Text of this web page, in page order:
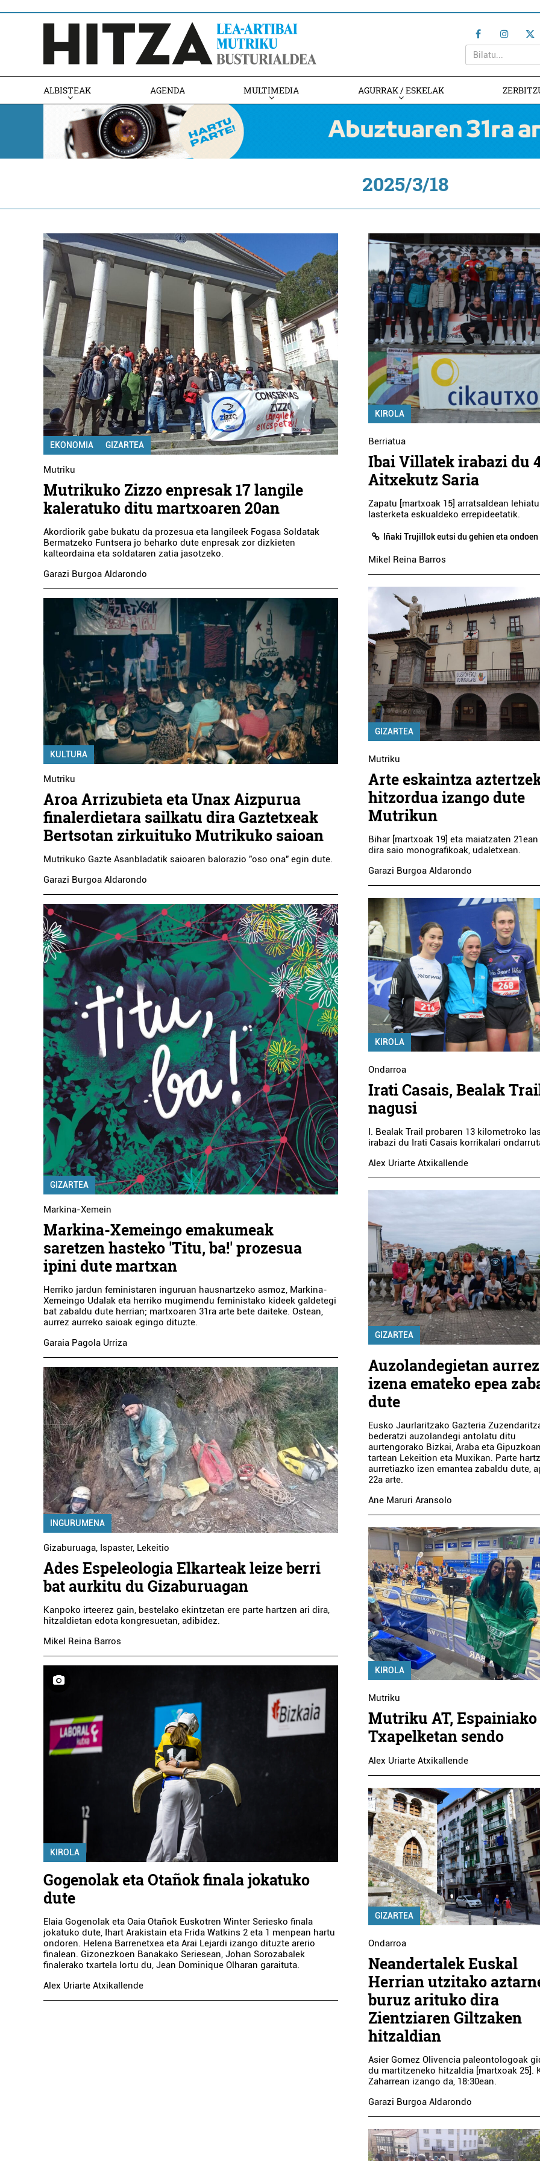
ALBISTEAK AGENDA MULTIMEDIA AGURRAK / ESKELAK
2025/3/18
EKONOMIA GIZARTEA
Mutriku
Mutrikuko Zizzo enpresak 17 langile
kaleratuko ditu martxoaren 20an
Akordiorik gabe bukatu da prozesua eta langileek Fogasa Soldatak
Bermatzeko Funtsera jo beharko dute enpresak zor dizkieten
kalteordaina eta soldataren zatia jasotzeko.
Garazi Burgoa Aldarondo
KULTURA
Mutriku
Aroa Arrizubieta eta Unax Aizpurua
finalerdietara sailkatu dira Gaztetxeak
Bertsotan zirkuituko Mutrikuko saioan
Mutrikuko Gazte Asanbladatik saioaren balorazio "oso ona" egin dute.
Garazi Burgoa Aldarondo
GIZARTEA
Markina-Xemein
Markina-Xemeingo emakumeak
saretzen hasteko 'Titu, ba!' prozesua
ipini dute martxan
Herriko jardun feministaren inguruan hausnartzeko asmoz, Markina-
Xemeingo Udalak eta herriko mugimendu feministako kideek galdetegi
bat zabaldu dute herrian; martxoaren 31ra arte bete daiteke. Ostean,
aurrez aurreko saioak egingo dituzte.
Garaia Pagola Urriza
INGURUMENA
Gizaburuaga, Ispaster, Lekeitio
Ades Espeleologia Elkarteak leize berri
bat aurkitu du Gizaburuagan
Kanpoko irteerez gain, bestelako ekintzetan ere parte hartzen ari dira,
hitzaldietan edota kongresuetan, adibidez.
Mikel Reina Barros
KIROLA
Gogenolak eta Otañok finala jokatuko
dute
Elaia Gogenolak eta Oaia Otañok Euskotren Winter Seriesko finala
jokatuko dute, Ihart Arakistain eta Frida Watkins 2 eta 1 menpean hartu
ondoren. Helena Barrenetxea eta Arai Lejardi izango dituzte arerio
finalean. Gizonezkoen Banakako Seriesean, Johan Sorozabalek
finalerako txartela lortu du, Jean Dominique Olharan garaituta.
Alex Uriarte Atxikallende
KIROLA
Berriatua
Ibai Villatek irabazi du
Aitxekutz Saria
Zapatu [martxoak 15] arratsaldean
lasterketa eskualdeko errepideetatik.
Iñaki Trujillok eutsi du gehien eta ondoen
Mikel Reina Barros
GIZARTEA
Mutriku
Arte eskaintza
hitzordua izango dute
Mutrikun
Bihar [martxoak 19] eta maiatzaten
dira saio monografikoak, udaletxean.
Garazi Burgoa Aldarondo
KIROLA
Ondarroa
Irati Casais, Bealak
nagusi
I. Bealak Trail probaren 13 kilometroko
irabazi du Irati Casais korrikalari
Alex Uriarte Atxikallende
GIZARTEA
Auzolandegietan aurrez
izena emateko epea
dute
Eusko Jaurlaritzako Gazteria
bederatzi auzolandegi antolatu ditu
aurtengorako Bizkai, Araba eta
tartean Lekeition eta Muxikan. Parte
aurretiazko izen emantea zabaldu dute,
22a arte.
Ane Maruri Aransolo
KIROLA
Mutriku
Mutriku AT, Espainiako
Txapelketan sendo
Alex Uriarte Atxikallende
GIZARTEA
Ondarroa
Neandertalek Euskal
Herrian utzitako
buruz arituko dira
Zientziaren Giltzaken
hitzaldian
Asier Gomez Olivencia paleontologoak
du martitzeneko hitzaldia [martxoak 25].
Zaharrean izango da, 18:30ean.
Garazi Burgoa Aldarondo